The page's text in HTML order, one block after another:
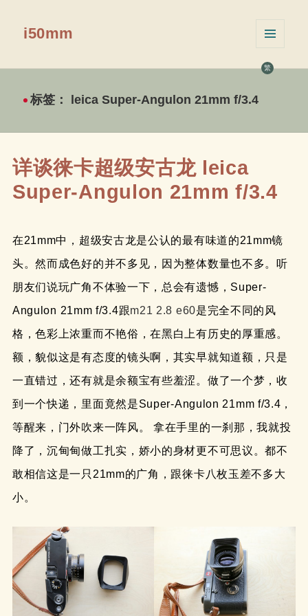
繁
i50mm
挂件
标签： leica Super-Angulon 21mm f/3.4
详谈徕卡超级安古龙 leica
Super-Angulon 21mm f/3.4
在21mm中，超级安古龙是公认的最有味道的21mm镜
头。然而成色好的并不多见，因为整体数量也不多。听
朋友们说玩广角不体验一下，总会有遗憾，Super-
Angulon 21mm f/3.4跟m21 2.8 e60是完全不同的风
格，色彩上浓重而不艳俗，在黑白上有历史的厚重感。
额，貌似这是有态度的镜头啊，其实早就知道额，只是
一直错过，还有就是余额宝有些羞涩。做了一个梦，收
到一个快递，里面竟然是Super-Angulon 21mm f/3.4，
等醒来，门外吹来一阵风。 拿在手里的一刹那，我就投
降了，沉甸甸做工扎实，娇小的身材更不可思议。都不
敢相信这是一只21mm的广角，跟徕卡八枚玉差不多大
小。